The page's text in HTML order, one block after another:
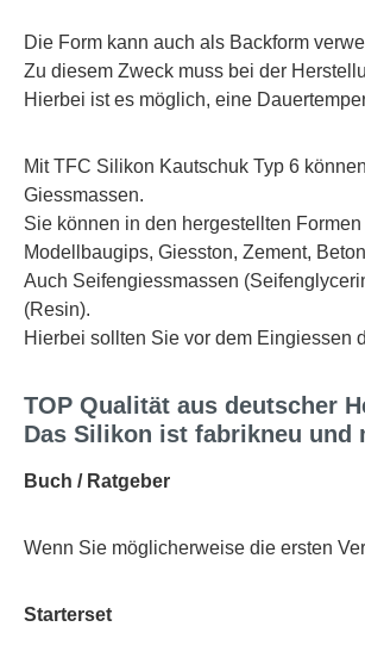
Die Form kann auch als Backform
Zu diesem Zweck muss bei der
Hierbei ist es möglich, eine
Mit TFC Silikon Kautschuk Typ 6
Giessmassen.
Sie können in den hergestellten
Modellbaugips, Giesston, Zement,
Auch Seifengiessmassen
(Resin).
Hierbei sollten Sie vor dem Eingiessen
TOP Qualität aus deutscher
Das Silikon ist fabrikneu und
Buch / Ratgeber
Wenn Sie möglicherweise die ersten
Starterset